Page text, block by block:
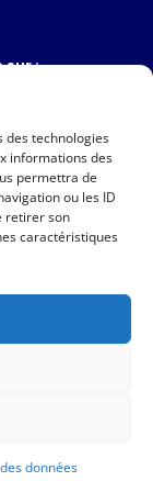
des technologies
informations des
permettra de
ou les ID
retirer son
caractéristiques
données
sur :
– VANNES
des données